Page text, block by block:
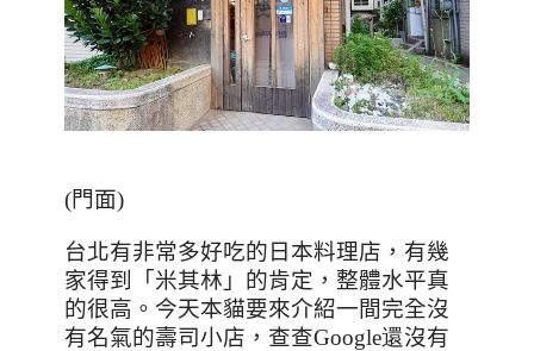
(門面)
台北有非常多好吃的日本料理店，有幾
家得到「米其林」的肯定，整體水平真
的很高。今天本貓要來介紹一間完全沒
有名氣的壽司小店，查查Google還沒有